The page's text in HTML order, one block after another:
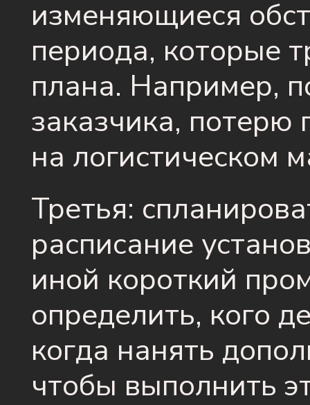
изменяющиеся
периода, которые
плана. Например,
заказчика, потерю
на логистическом
Третья:
расписание
иной короткий
определить, кого
когда нанять
чтобы выполнить